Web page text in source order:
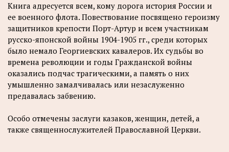
Книга адресуется всем, кому дорога история России и
ее военного флота. Повествование посвящено героизму
защитников крепости Порт-Артур и всем участникам
русско-японской войны 1904-1905 гг., среди которых
было немало Георгиевских кавалеров. Их судьбы во
времена революции и годы Гражданской войны
оказались подчас трагическими, а память о них
умышленно замалчивалась или незаслуженно
предавалась забвению.
Особо отмечены заслуги казаков, женщин, детей, а
также священнослужителей Православной Церкви.